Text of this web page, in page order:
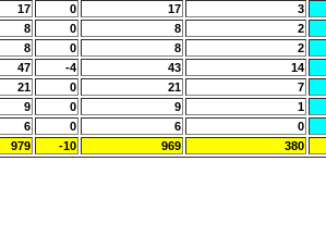
17 0 17 3
8 0 8 2
8 0 8 2
47 -4 43 14
21 0 21 7
9 0 9 1
6 0 6 0
979 -10 969 380